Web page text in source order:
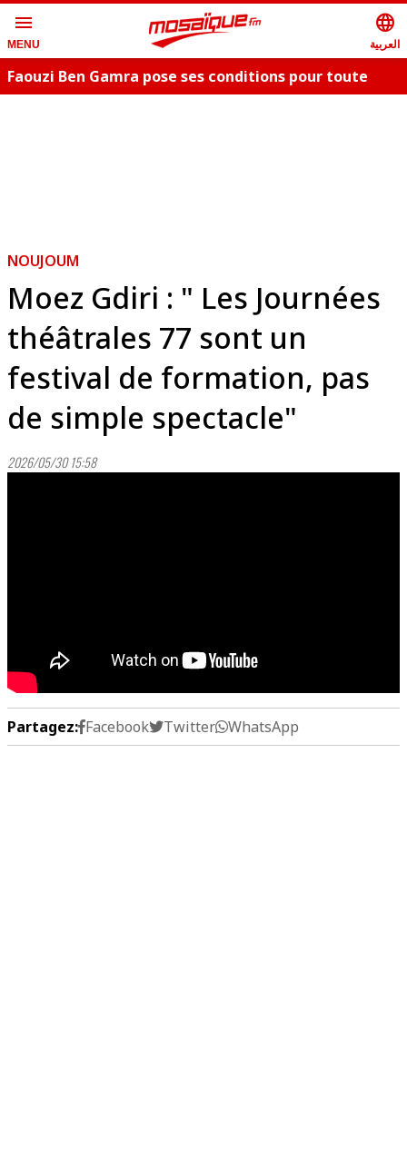
menu
MENU
language
العربية
Faouzi Ben Gamra pose ses conditions pour toute
NOUJOUM
Moez Gdiri : " Les Journées
théâtrales 77 sont un
festival de formation, pas
de simple spectacle"
2026/05/30 15:58
Partagez: Facebook Twitter WhatsApp